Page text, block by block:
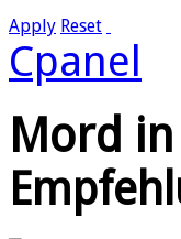
Apply Reset
Cpanel
Mord